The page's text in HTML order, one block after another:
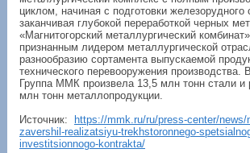
циклом, начиная с подготовки железорудного
заканчивая глубокой переработкой черных
«Магнитогорский металлургический
признанным лидером металлургической
разнообразию сортамента выпускаемой
технического перевооружения производства.
Группа ММК произвела 13,5 млн тонн стали и
млн тонн металлопродукции.
Источник:
https://mmk.ru/ru/press-center/news/
zavershil-realizatsiyu-trekhstoronnego-
investitsionnogo-kontrakta/